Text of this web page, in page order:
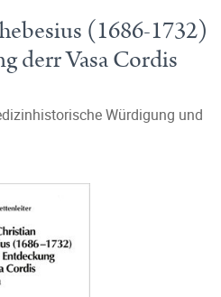
(1686-1732)
derr Vasa Cordis
Würdigung und